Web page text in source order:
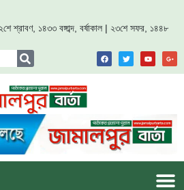
শ্রাবণ, ১৪৩৩ বঙ্গাব্দ, বর্ষাকাল | ২৩শে সফর, ১৪৪৮